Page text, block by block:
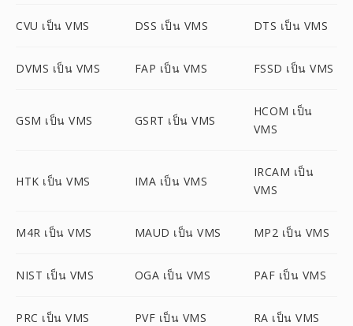
CVU เป็น VMS DSS เป็น VMS DTS เป็น VMS
DVMS เป็น VMS FAP เป็น VMS FSSD เป็น VMS
GSM เป็น VMS GSRT เป็น VMS
HCOM เป็น
VMS
HTK เป็น VMS IMA เป็น VMS
IRCAM เป็น
VMS
M4R เป็น VMS MAUD เป็น VMS MP2 เป็น VMS
NIST เป็น VMS OGA เป็น VMS PAF เป็น VMS
PRC เป็น VMS PVF เป็น VMS RA เป็น VMS